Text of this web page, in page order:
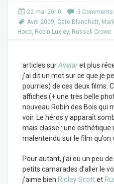
22 mai 2010 3 Comments
Avril 2009, Cate Blanchett,
Hood , Robin Luxley, Russell Crowe
articles surAvataret plus
j’ai dit un mot sur ce que je
pourries) de ces deux films.
affiches (+ une très belle
nouveau Robin des Bois qui
voir. Le héros y apparaît
mais classe : une esthétique
malentendu sur le film qu’on
Pour autant, j’ai eu un peu
petits camarades d’aller le
j’aime bien Ridley Scottet